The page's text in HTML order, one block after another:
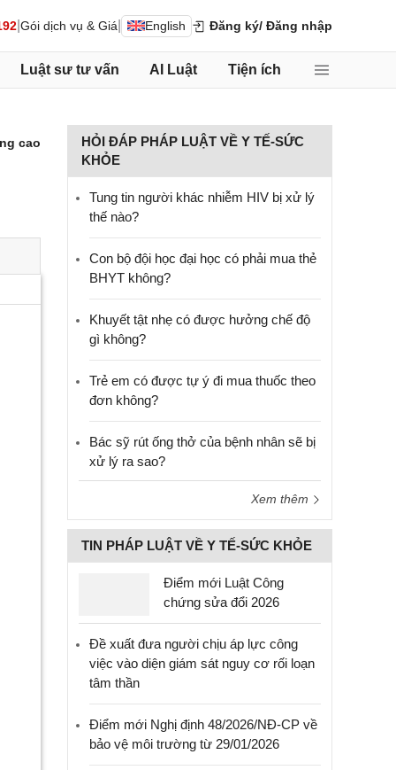
Gói dịch vụ & Giá English Đăng ký/ Đăng nhập
Luật sư tư vấn AI Luật Tiện ích
cao
HỎI ĐÁP PHÁP LUẬT VỀ Y TẾ-SỨC
KHỎE
Tung tin người khác nhiễm HIV bị xử lý
thế nào?
Con bộ đội học đại học có phải mua thẻ
BHYT không?
Khuyết tật nhẹ có được hưởng chế độ
gì không?
Trẻ em có được tự ý đi mua thuốc theo
đơn không?
Bác sỹ rút ống thở của bệnh nhân sẽ bị
xử lý ra sao?
Xem thêm
TIN PHÁP LUẬT VỀ Y TẾ-SỨC KHỎE
Điểm mới Luật Công
chứng sửa đổi 2026
Đề xuất đưa người chịu áp lực công
việc vào diện giám sát nguy cơ rối loạn
tâm thần
Điểm mới Nghị định 48/2026/NĐ-CP về
bảo vệ môi trường từ 29/01/2026